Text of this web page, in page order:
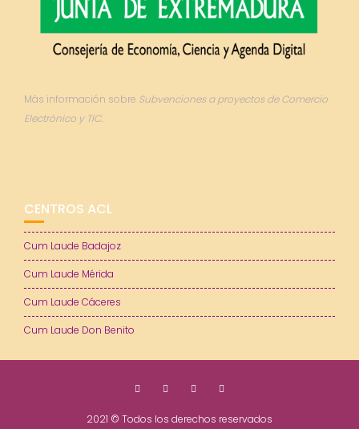
Más información sobre Subvenciones a proyectos de Comercio
Electrónico y TIC.
CENTROS ACL
Cum Laude Badajoz
Cum Laude Mérida
Cum Laude Cáceres
Cum Laude Don Benito
2021 © Todos los derechos reservados